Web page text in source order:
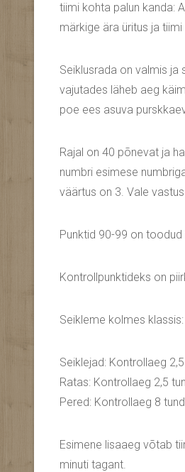
tiimi kohta palun kanda:
märkige ära üritus ja tiimi
Seiklusrada on valmis ja
vajutades läheb aeg
poe ees asuva
Rajal on 40 põnevat ja
numbri esimese
väärtus on 3. Vale
Punktid 90-99 on
Kontrollpunktideks on
Seikleme kolmes klassis:
Seiklejad: Kontrollaeg
Ratas: Kontrollaeg 2,5
Pered: Kontrollaeg 8
Esimene lisaaeg võtab
minuti tagant.